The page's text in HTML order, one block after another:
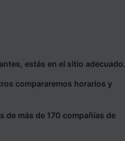
estás en el sitio adecuado.
compararemos horarios y
de más de 170 compañías de